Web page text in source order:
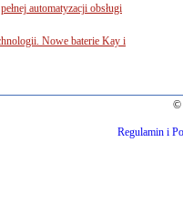
automatyzacji obsługi
Nowe baterie Kay i
©
Regulamin i